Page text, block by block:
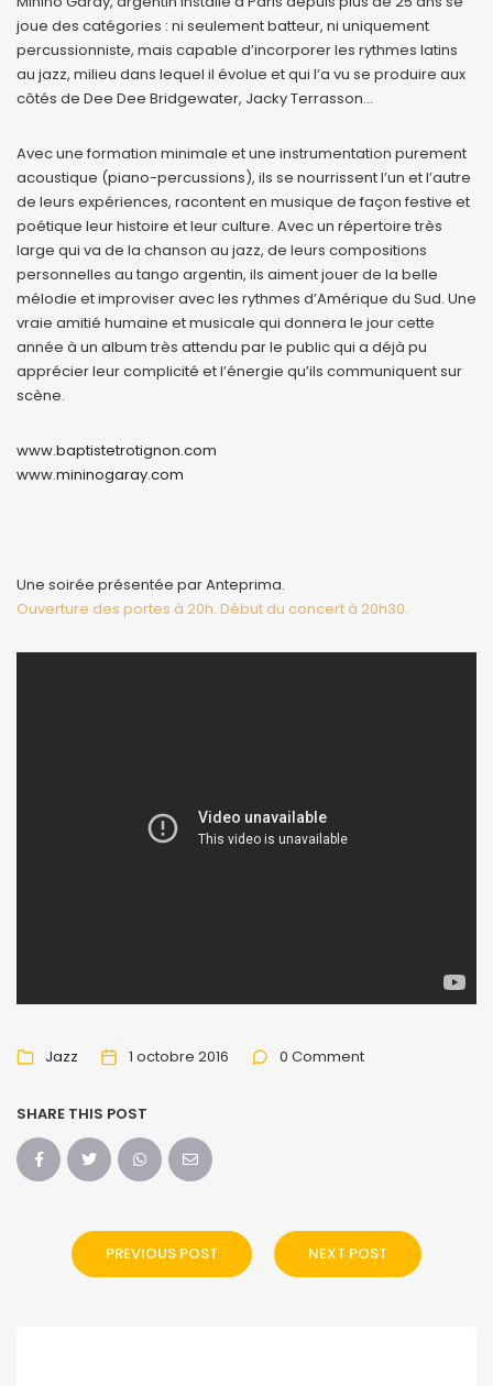
joue des catégories : ni seulement batteur, ni uniquement
percussionniste, mais capable d’incorporer les rythmes latins
au jazz, milieu dans lequel il évolue et qui l’a vu se produire aux
côtés de Dee Dee Bridgewater, Jacky Terrasson…
Avec une formation minimale et une instrumentation purement
acoustique (piano-percussions), ils se nourrissent l’un et l’autre
de leurs expériences, racontent en musique de façon festive et
poétique leur histoire et leur culture. Avec un répertoire très
large qui va de la chanson au jazz, de leurs compositions
personnelles au tango argentin, ils aiment jouer de la belle
mélodie et improviser avec les rythmes d’Amérique du Sud. Une
vraie amitié humaine et musicale qui donnera le jour cette
année à un album très attendu par le public qui a déjà pu
apprécier leur complicité et l’énergie qu’ils communiquent sur
scène.
www.baptistetrotignon.com
www.mininogaray.com
Une soirée présentée par Anteprima.
Ouverture des portes à 20h. Début du concert à 20h30.
Jazz 1 octobre 2016 0 Comment
SHARE THIS POST
PREVIOUS POST NEXT POST